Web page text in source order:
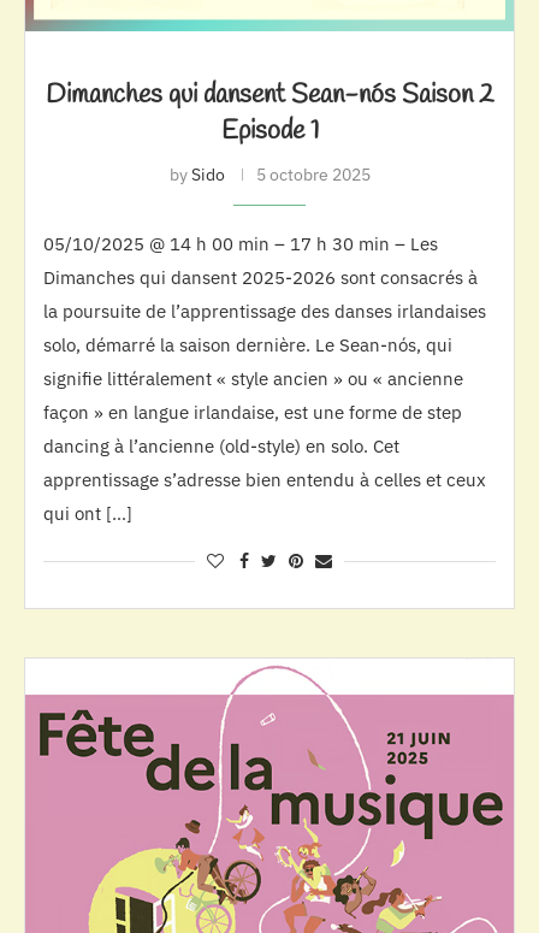
Dimanches qui dansent Sean-nós Saison 2
Episode 1
bySido 5 octobre 2025
05/10/2025 @ 14 h 00 min – 17 h 30 min – Les
Dimanches qui dansent 2025-2026 sont consacrés à
la poursuite de l’apprentissage des danses irlandaises
solo, démarré la saison dernière. Le Sean-nós, qui
signifie littéralement « style ancien » ou « ancienne
façon » en langue irlandaise, est une forme de step
dancing à l’ancienne (old-style) en solo. Cet
apprentissage s’adresse bien entendu à celles et ceux
qui ont […]